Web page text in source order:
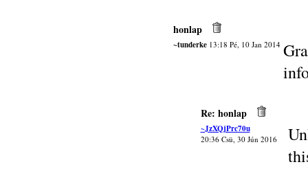
honlap
~tunderke13:18 Pé, 10 Jan 2014
Re: honlap
~JzXQjPrc70u
20:36 Csü, 30 Jún 2016